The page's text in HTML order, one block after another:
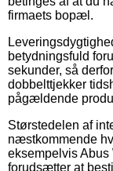
firmaets bopæl.
betydningsfuld
sekunder, så
dobbelttjekker
pågældende
Størstedelen af
næstkommende
eksempelvis Abus
forudsætter at